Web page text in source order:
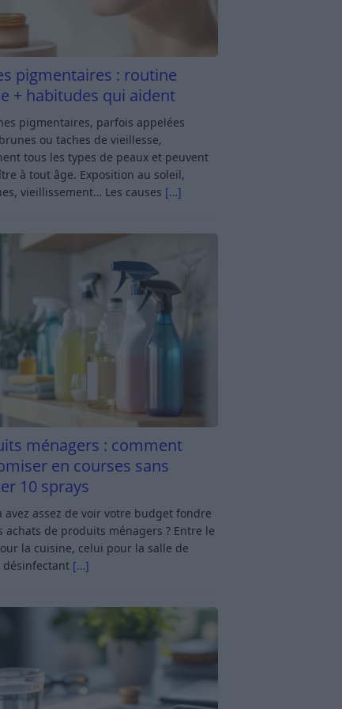
pigmentaires : routine
+ habitudes qui aident
pigmentaires, parfois appelées
ou taches de vieillesse,
tous les types de peaux et peuvent
à tout âge. Exposition au soleil,
vieillissement… Les causes […]
ménagers : comment
en courses sans
10 sprays
avez assez de voir votre budget fondre
achats de produits ménagers ? Entre le
la cuisine, celui pour la salle de
désinfectant […]